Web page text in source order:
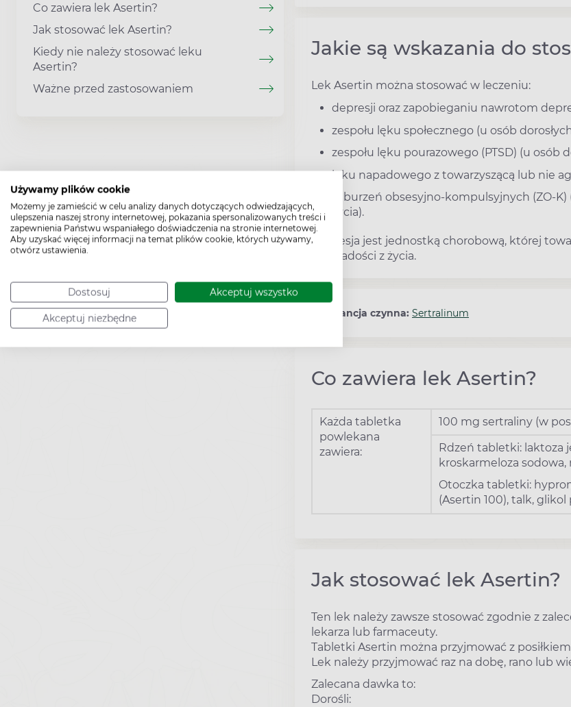
Używamy plików cookie
Możemy je zamieścić w celu analizy danych dotyczących odwiedzających,
ulepszenia naszej strony internetowej, pokazania spersonalizowanych treści i
zapewnienia Państwu wspaniałego doświadczenia na stronie internetowej.
Aby uzyskać więcej informacji na temat plików cookie, których używamy,
otwórz ustawienia.
Dostosuj Akceptuj wszystko
Akceptuj niezbędne
Co zawiera lek Asertin?
Jak stosować lek Asertin?
Kiedy nie należy stosować leku
Asertin?
Ważne przed zastosowaniem
Jakie są wskazania do
Lek Asertin można stosować w leczeniu:
depresji oraz zapobieganiu nawrotom
zespołu lęku społecznego (u osób
zespołu lęku pourazowego (PTSD) (u osób
lęku napadowego z towarzyszącą lub nie
zaburzeń obsesyjno-kompulsyjnych (ZO-K)
życia).
Depresja jest jednostką chorobową, której
brak radości z życia.
Substancja czynna: Sertralinum
Co zawiera lek Asertin?
Każda tabletka
powlekana
zawiera:
100 mg sertraliny (w
Rdzeń tabletki: laktoza
kroskarmeloza
Otoczka tabletki:
(Asertin 100), talk,
Jak stosować lek Asertin?
Ten lek należy zawsze stosować zgodnie z
lekarza lub farmaceuty.
Tabletki Asertin można przyjmować z
Lek należy przyjmować raz na dobę, rano lub
Zalecana dawka to:
Dorośli: